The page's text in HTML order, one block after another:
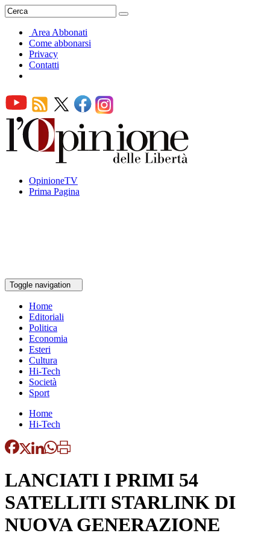
Area Abbonati
Come abbonarsi
Privacy
Contatti
OpinioneTV
Prima Pagina
Toggle navigation
Home
Editoriali
Politica
Economia
Esteri
Cultura
Hi-Tech
Società
Sport
Home
Hi-Tech
LANCIATI I PRIMI 54
SATELLITI STARLINK DI
NUOVA GENERAZIONE